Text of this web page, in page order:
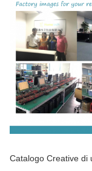
Catalogo Creative di